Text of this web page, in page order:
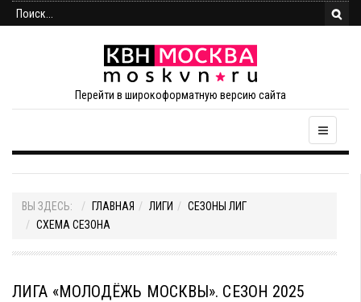
Перейти в широкоформатную версию сайта
ВЫ ЗДЕСЬ: ГЛАВНАЯ ЛИГИ
СЕЗОНЫ ЛИГ
СХЕМА СЕЗОНА
ЛИГА «МОЛОДЁЖЬ МОСКВЫ». СЕЗОН 2025